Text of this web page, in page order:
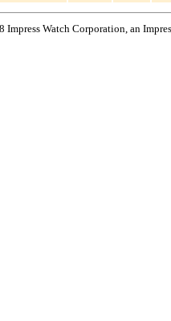
Impress Watch Corporation, an